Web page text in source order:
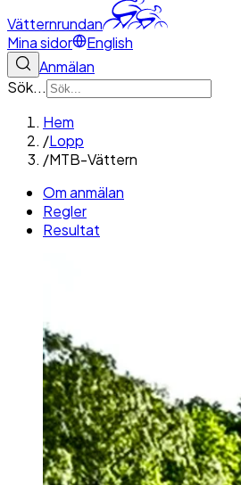
Vätternrundan
Mina sidor
English
Anmälan
Sök...
Hem
/Lopp
/MTB-Vättern
Om anmälan
Regler
Resultat